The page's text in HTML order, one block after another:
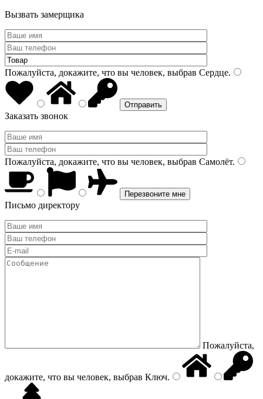
Вызвать замерщика
Пожалуйста, докажите, что вы человек, выбрав Сердце.
Заказать звонок
Пожалуйста, докажите, что вы человек, выбрав Самолёт.
Письмо директору
Пожалуйста,
докажите, что вы человек, выбрав Ключ.